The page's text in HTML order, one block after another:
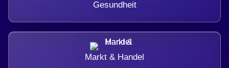
Gesundheit
Markt & Handel